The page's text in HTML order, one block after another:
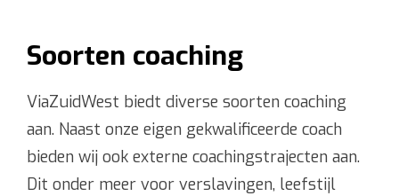
Soorten coaching
ViaZuidWest biedt diverse soorten coaching
aan. Naast onze eigen gekwalificeerde coach
bieden wij ook externe coachingstrajecten aan.
Dit onder meer voor verslavingen, leefstijl